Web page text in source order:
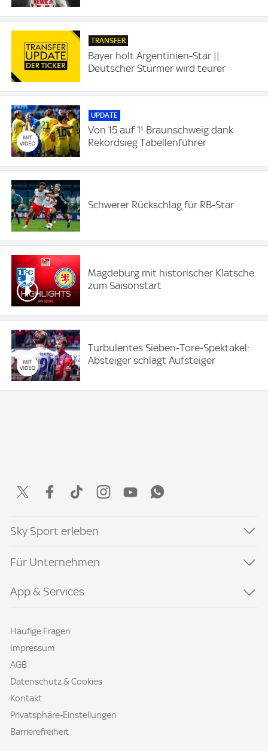
TRANSFER
Bayer holt Argentinien-Star ||
Deutscher Stürmer wird teurer
UPDATE
Von 15 auf 1! Braunschweig dank
Rekordsieg Tabellenführer
Schwerer Rückschlag für RB-Star
Magdeburg mit historischer Klatsche
zum Saisonstart
Turbulentes Sieben-Tore-Spektakel:
Absteiger schlägt Aufsteiger
Sky Sport erleben
Für Unternehmen
App & Services
Häufige Fragen
Impressum
AGB
Datenschutz & Cookies
Kontakt
Privatsphäre-Einstellungen
Barrierefreiheit